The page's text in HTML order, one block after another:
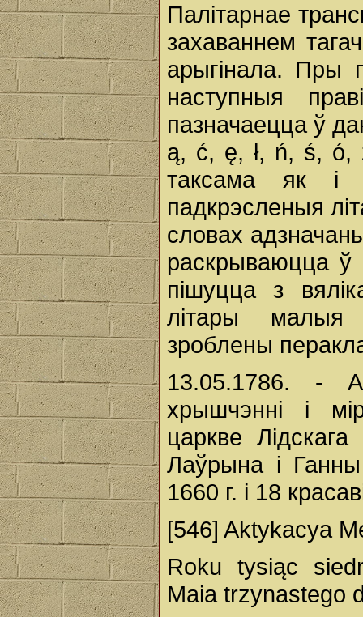
Палітарнае
захаваннем
арыгінала. Пры
наступныя
пазначаецца ў
ą, ć, ę, ł, ń, ś, ó,
таксама як і
падкрэсленыя
словах
раскрываюцца ў
пішуцца з
літары малыя
зроблены
13.05.1786. -
хрышчэнні і
царкве
Лаўрына і
1660 г. i 18
[546] Aktykacya
Roku tysiąc
Maia trzynastego